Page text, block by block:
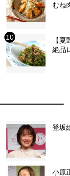
むね
【
絶品
登坂
小原